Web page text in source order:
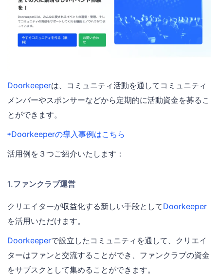
Doorkeeperは、コミュニティ活動を通してコミュニティ
メンバーやスポンサーなどから定期的に活動資金を募るこ
とができます。
⇨Doorkeeperの導入事例はこちら
活用例を３つご紹介いたします：
1.ファンクラブ運営
クリエイターが収益化する新しい手段としてDoorkeeper
を活用いただけます。
Doorkeeperで設立したコミュニティを通して、クリエイ
ターはファンと交流することができ、ファンクラブの資金
をサブスクとして集めることができます。